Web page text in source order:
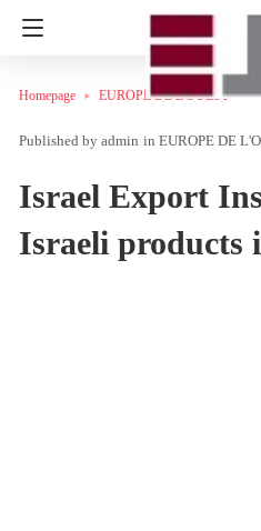
Homepage EUROPE DE L'OUEST
admin in EUROPE DE
Israel Export
Israeli products